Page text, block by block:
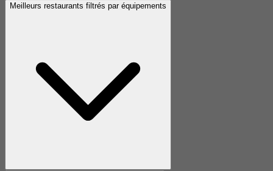
Meilleurs restaurants filtrés par équipements